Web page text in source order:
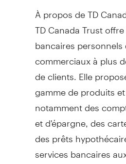
À propos de TD
TD Canada Trust
bancaires personnels
commerciaux à plus
de clients. Elle
gamme de produits
notamment des
et d'épargne, des
des prêts
services bancaires